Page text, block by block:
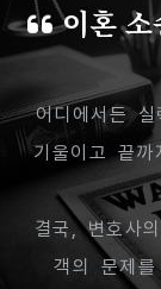
이혼 소
어디에서든
기울이고 끝
결국, 변호사
객의 문제